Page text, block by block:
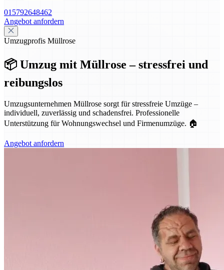
015792648462
Angebot anfordern
Umzugprofis Müllrose
📦 Umzug mit Müllrose – stressfrei und
reibungslos
Umzugsunternehmen Müllrose sorgt für stressfreie Umzüge –
individuell, zuverlässig und schadensfrei. Professionelle
Unterstützung für Wohnungswechsel und Firmenumzüge. 🏠
Angebot anfordern